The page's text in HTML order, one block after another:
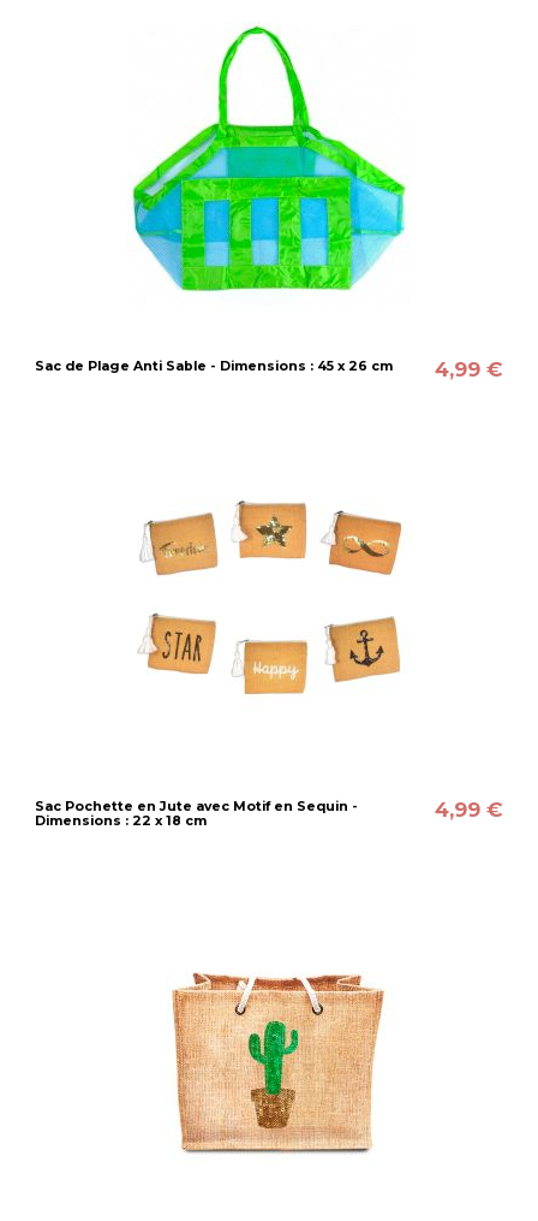
Sac de Plage Anti Sable - Dimensions : 45 x 26 cm 4,99 €
Sac Pochette en Jute avec Motif en Sequin -
Dimensions : 22 x 18 cm
4,99 €